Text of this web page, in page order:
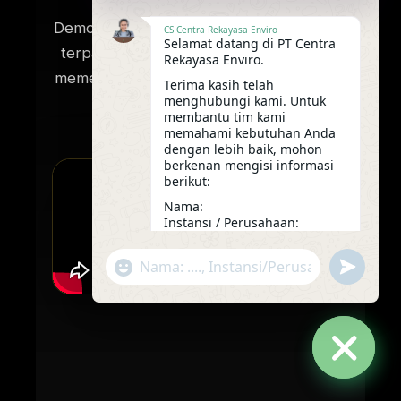
Demonstrasi sistem pengolahan air limbah
terpadu CRE — teknologi yang terbukti
memenuhi kebutuhan pengolahan limbah
paling menantang.
Hide
CS Centra Rekayasa Enviro
Selamat datang di PT Centra
Rekayasa Enviro.
Terima kasih telah
menghubungi kami. Untuk
membantu tim kami
memahami kebutuhan Anda
dengan lebih baik, mohon
berkenan mengisi informasi
berikut:
Nama:
Instansi / Perusahaan:
Jenis limbah yang akan
diolah:
Kapasitas mesin yang
dibutuhkan (kg/jam):
Rencana operasional per hari
Tim kami akan mempelajari
informasi tersebut dan segera
menindaklanjuti untuk diskusi
"+chaty_settings.lang.emoji_picker+"
WhatsApp
Message